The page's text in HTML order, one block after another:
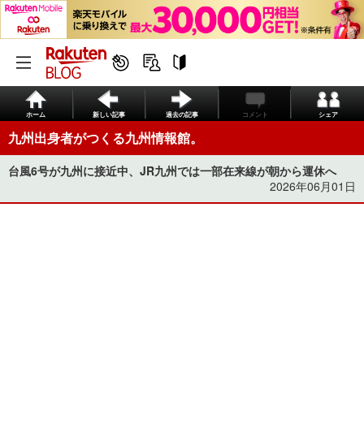
ホーム 新しい記事 過去の記事 コメント シェア
九州出身者がつくる九州情報館。
台風6号が九州に接近中、JR九州では一部在来線が朝から運休へ
2026年06月01日